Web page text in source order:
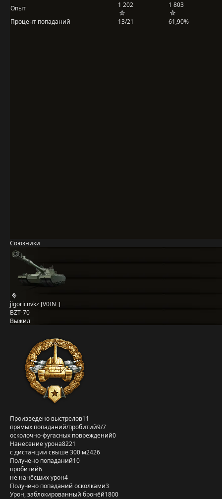
Опыт 1 202
1 803
Процент попаданий
13/21 61,90%
Союзники
jigoricnvkz [V0IN_]
BZT-70
Выжил
Произведено выстрелов11
прямых попаданий/пробитий9/7
осколочно-фугасных повреждений0
Нанесение урона8221
с дистанции свыше 300 м2426
Получено попаданий10
пробитий6
не нанёсших урон4
Получено попаданий осколками3
Урон, заблокированный бронёй1800